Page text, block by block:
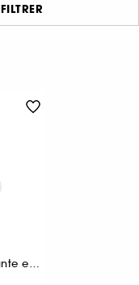
FILTRER
Masque gelée hydratante et apaisante